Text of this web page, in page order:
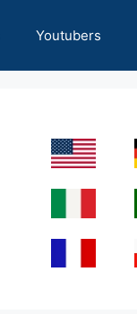
Youtubers